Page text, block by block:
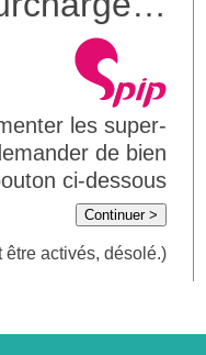
les super-
de bien
ci-dessous
Continuer >
activés, désolé.)